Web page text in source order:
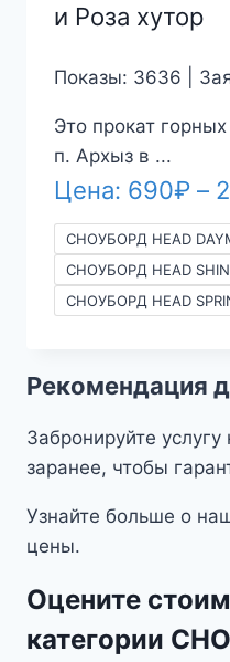
и Роза хутор
Показы: 3636 |
Это прокат
п. Архыз в ...
Цена: 690₽ –
СНОУБОРД HEAD
СНОУБОРД HEAD
СНОУБОРД HEAD
Рекомендация
Забронируйте
заранее, чтобы
Узнайте больше о
цены.
Оцените
категории